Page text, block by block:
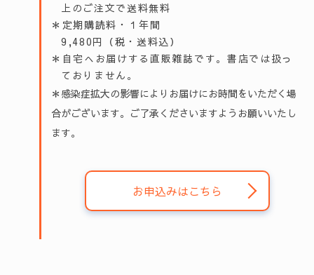
上のご注文で送料無料
＊定期購読料・１年間
9,480円（税・送料込）
＊自宅へお届けする直販雑誌です。書店では扱っ
ておりません。
＊感染症拡大の影響によりお届けにお時間をいただく場
合がございます。ご了承くださいますようお願いいたし
ます。
お申込みはこちら